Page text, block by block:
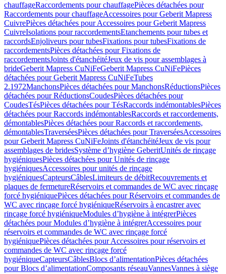
chauffageRaccordements pour chauffagePièces détachées pour
Raccordements pour chauffageAccessoires pour Geberit Mapress
CuivrePièces détachées pour Accessoires pour Geberit Mapress
CuivreIsolations pour raccordementsEtanchements pour tubes et
raccordsEnjoliveurs pour tubesFixations pour tubesFixations de
raccordementsPièces détachées pour Fixations de
raccordementsJoints d'étanchéitéJeux de vis pour assemblages à
brideGeberit Mapress CuNiFeGeberit Mapress CuNiFePièces
détachées pour Geberit Mapress CuNiFeTubes
2.1972ManchonsPièces détachées pour ManchonsRéductionsPièces
détachées pour RéductionsCoudesPièces détachées pour
CoudesTésPièces détachées pour TésRaccords indémontablesPièces
détachées pour Raccords indémontablesRaccords et raccordements,
démontablesPièces détachées pour Raccords et raccordements,
démontablesTraverséesPièces détachées pour TraverséesAccessoires
pour Geberit Mapress CuNiFeJoints d'étanchéitéJeux de vis pour
assemblages de bridesSystème d’hygiène GeberitUnités de rinçage
hygiéniquesPièces détachées pour Unités de rinçage
hygiéniquesAccessoires pour unités de rinçage
hygiéniquesCapteursCâblesLimiteurs de débitRecouvrements et
plaques de fermetureRéservoirs et commandes de WC avec rinçage
forcé hygiéniquePièces détachées pour Réservoirs et commandes de
WC avec rinçage forcé hygiéniqueRéservoirs à encastrer avec
rinçage forcé hygiéniqueModules d’hygiène à intégrerPièces
détachées pour Modules d’hygiène à intégrerAccessoires pour
réservoirs et commandes de WC avec rinçage forcé
hygiéniquePièces détachées pour Accessoires pour réservoirs et
commandes de WC avec rinçage forcé
hygiéniqueCapteursCâblesBlocs d’alimentationPièces détachées
pour Blocs d’alimentationComposants réseauVannesVannes à siège